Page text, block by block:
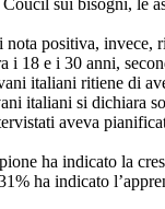
nota positiva, invece,
i 18 e i 30 anni,
italiani ritiene di
italiani si dichiara
aveva
ha indicato la
ha indicato